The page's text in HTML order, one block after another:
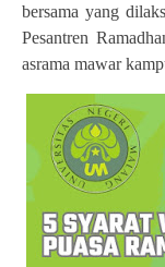
bersama yang
Pesantren
asrama mawar